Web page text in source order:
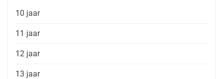
10 jaar
11 jaar
12 jaar
13 jaar